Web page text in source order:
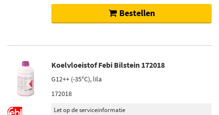
Bestellen
Koelvloeistof Febi Bilstein 172018
G12++ (-35°C), lila
172018
Let op de serviceinformatie